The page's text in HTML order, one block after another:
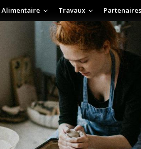
Alimentaire Travaux Partenaires